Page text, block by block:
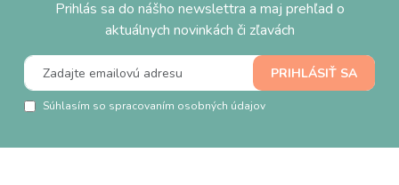
Prihlás sa do nášho newslettra a maj prehľad o
aktuálnych novinkách či zľavách
Súhlasím so spracovaním osobných údajov